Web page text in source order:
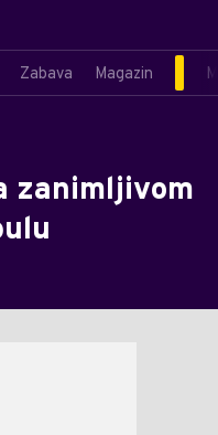
Zabava Magazin
zanimljivom